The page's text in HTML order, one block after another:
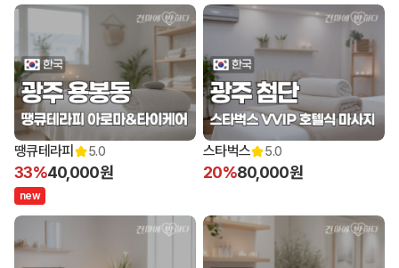
땡큐테라피 5.0
33%40,000원
new
스타벅스 5.0
20%80,000원